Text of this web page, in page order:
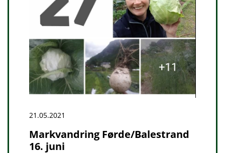
21.05.2021
Markvandring Førde/Balestrand
16. juni